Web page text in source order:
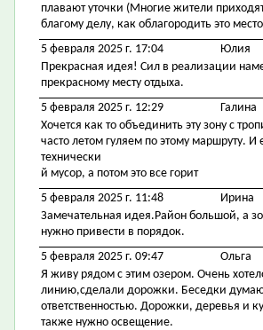
плавают уточки (Многие жители
благому делу, как облагородить это
5 февраля 2025 г. 17:04
Юлия
Прекрасная идея! Сил в реализации
прекрасному месту отдыха.
5 февраля 2025 г. 12:29
Галина
Хочется как то объединить эту зону с
часто летом гуляем по этому маршруту.
технически
й мусор, а потом это все горит
5 февраля 2025 г. 11:48
Ирина
Замечательная идея.Район большой, а
нужно привести в порядок.
5 февраля 2025 г. 09:47
Ольга
Я живу рядом с этим озером. Очень
линию,сделали дорожки. Беседки
ответственностью. Дорожки, деревья и
также нужно освещение.